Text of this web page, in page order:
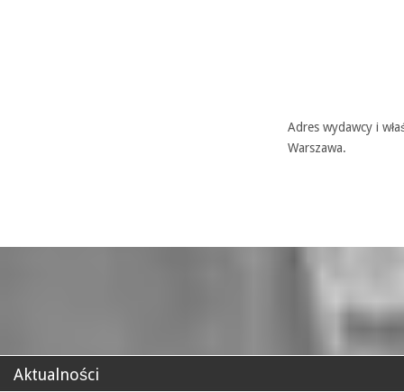
Adres wydawcy i
Warszawa.
Aktualności